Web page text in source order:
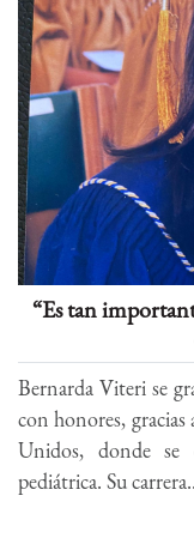
“Es tan
Bernarda Viteri se
con honores, gracias
Unidos, donde se
pediátrica. Su